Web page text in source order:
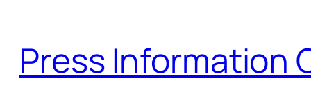
content
Press Information